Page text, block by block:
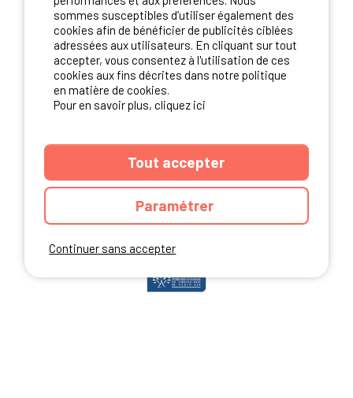
S'ABONNER
NOS PARTENAIRES
Continuer sans accepter
sommes susceptibles d’utiliser également des
cookies afin de bénéficier de publicités ciblées
adressées aux utilisateurs. En cliquant sur tout
accepter, vous consentez à l'utilisation de ces
cookies aux fins décrites dans notre politique
en matière de cookies.
Pour en savoir plus, cliquez ici
Tout accepter
Paramétrer